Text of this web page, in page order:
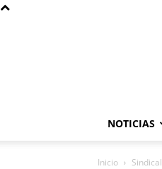
NOTICIAS
Inicio Sindical